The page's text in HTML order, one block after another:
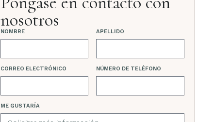
nosotros
NOMBRE APELLIDO
CORREO ELECTRÓNICO NÚMERO DE TELÉFONO
ME GUSTARÍA